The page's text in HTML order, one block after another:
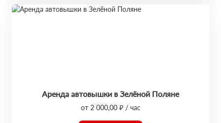
Аренда автовышки в Зелёной Поляне
от 2 000,00 ₽ / час